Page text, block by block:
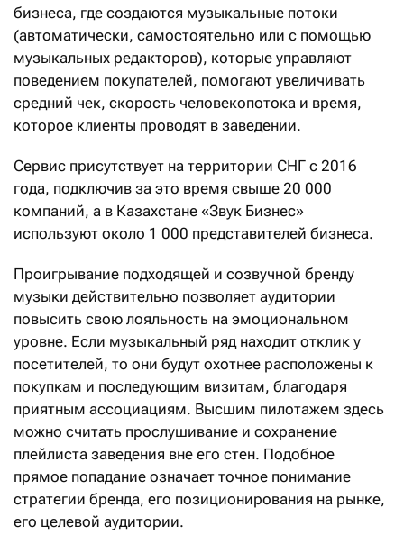
бизнеса, где создаются музыкальные потоки
(автоматически, самостоятельно или с помощью
музыкальных редакторов), которые управляют
поведением покупателей, помогают увеличивать
средний чек, скорость человекопотока и время,
которое клиенты проводят в заведении.
Сервис присутствует на территории СНГ с 2016
года, подключив за это время свыше 20 000
компаний, а в Казахстане «Звук Бизнес»
используют около 1 000 представителей бизнеса.
Проигрывание подходящей и созвучной бренду
музыки действительно позволяет аудитории
повысить свою лояльность на эмоциональном
уровне. Если музыкальный ряд находит отклик у
посетителей, то они будут охотнее расположены к
покупкам и последующим визитам, благодаря
приятным ассоциациям. Высшим пилотажем здесь
можно считать прослушивание и сохранение
плейлиста заведения вне его стен. Подобное
прямое попадание означает точное понимание
стратегии бренда, его позиционирования на рынке,
его целевой аудитории.